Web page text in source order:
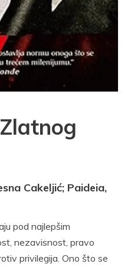
Cakeljić; Paideia,
pod najlepšim
nezavisnost, pravo
privilegija. Ono što se